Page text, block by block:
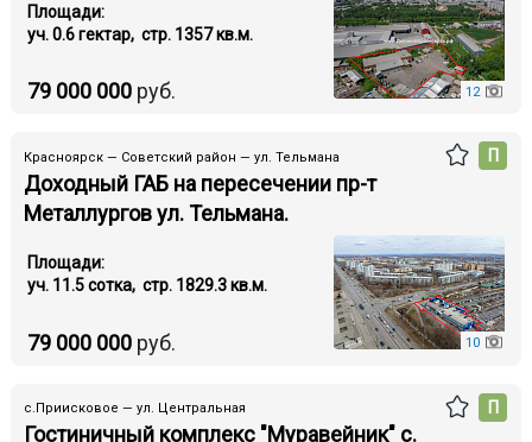
12
79 000 000руб.
Площади:
уч. 0.6 гектар, стр. 1357 кв.м.
Красноярск — Советский район — ул. Тельмана
Доходный ГАБ на пересечении пр-т
Металлургов ул. Тельмана.
П
10
79 000 000руб.
Площади:
уч. 11.5 cотка, стр. 1829.3 кв.м.
с.Приисковое — ул. Центральная
Гостиничный комплекс "Муравейник" с.
П